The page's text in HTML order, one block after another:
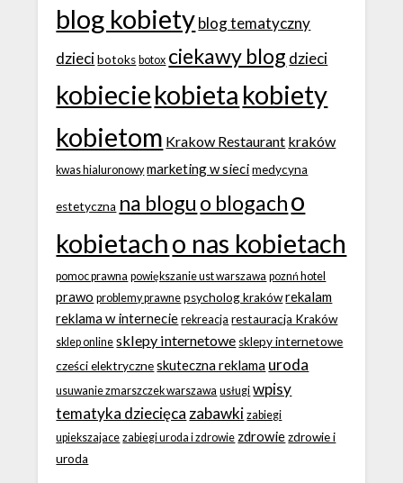
blog kobietyblog tematyczny
dzieci botoks botox ciekawy blog dzieci
kobieciekobieta kobiety
kobietom Krakow Restaurant kraków
kwas hialuronowy marketing w sieci medycyna
estetyczna na blogu o blogacho
kobietacho nas kobietach
pomoc prawna powiększanie ust warszawa poznń hotel
prawo problemy prawne psycholog krakówrekalam
reklama w internecie rekreacja restauracja Kraków
sklep online sklepy internetowe sklepy internetowe
cześci elektryczne skuteczna reklama uroda
usuwanie zmarszczek warszawa usługi wpisy
tematyka dziecięca zabawki zabiegi
upiekszajace zabiegi uroda i zdrowie zdrowie zdrowie i
uroda